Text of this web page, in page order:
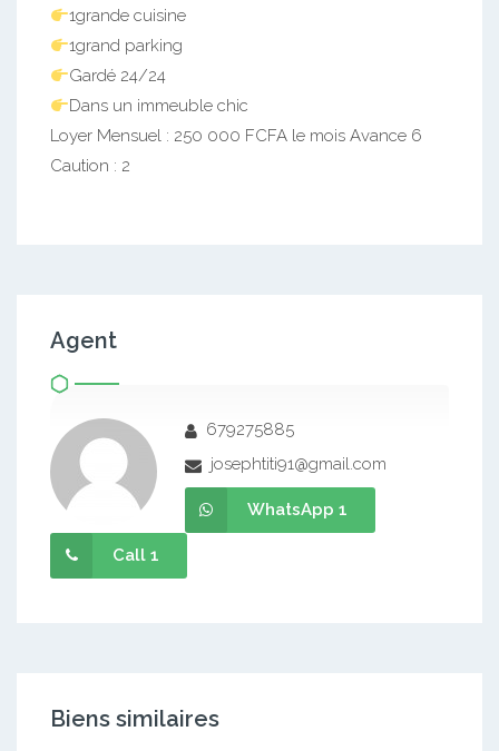
1grande cuisine
1grand parking
Gardé 24/24
Dans un immeuble chic
Loyer Mensuel : 250 000 FCFA le mois Avance 6
Caution : 2
Agent
679275885
josephtiti91@gmail.com
WhatsApp 1
Call 1
Biens similaires